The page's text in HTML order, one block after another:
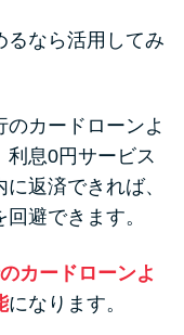
るなら活用してみ
カードローンよ
利息0円サービス
返済できれば、
避できます。
カードローンよ
になります。